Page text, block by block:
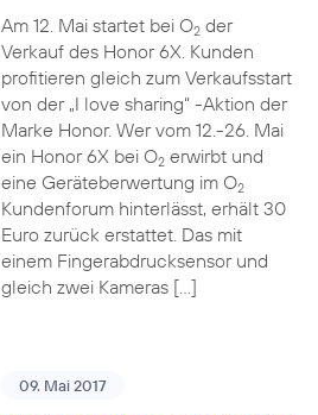
Am 12. Mai startet bei O2der
Verkauf des Honor 6X. Kunden
profitieren gleich zum Verkaufsstart
von der „I love sharing“ -Aktion der
Marke Honor. Wer vom 12.-26. Mai
ein Honor 6X bei O2erwirbt und
eine Geräteberwertung im O2
Kundenforum hinterlässt, erhält 30
Euro zurück erstattet. Das mit
einem Fingerabdrucksensor und
gleich zwei Kameras […]
09. Mai 2017